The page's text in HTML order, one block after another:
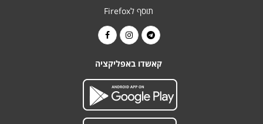
תוסף לFirefox
קאשדו באפליקציה